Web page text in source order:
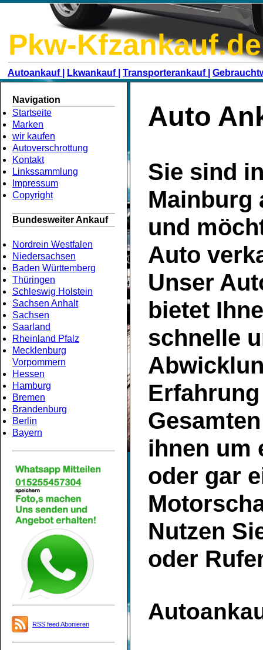
Pkw-Kfzankauf.de
Autoankauf | Lkwankauf | Transporterankauf |
Navigation
Startseite
Marken
wir kaufen
Autoverschrottung
Kontakt
Linkssammlung
Impressum
Copyright
Bundesweiter Ankauf
Nordrein Westfalen
Niedersachsen
Baden Württemberg
Thüringen
Schleswig Holstein
Sachsen Anhalt
Sachsen
Saarland
Rheinland Pfalz
Mecklenburg
Vorpommern
Hessen
Hamburg
Bremen
Brandenburg
Berlin
Bayern
RSS feed Abonieren
Auto
Sie sind
Mainburg
und
Auto
Unser
bietet
schnelle
ihnen um
oder gar
Nutzen
oder